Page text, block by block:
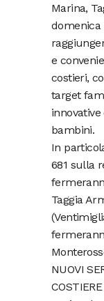
Marina,
domenica
e
costieri,
target
bambini.
In
681 sulla
Taggia
NUOVI